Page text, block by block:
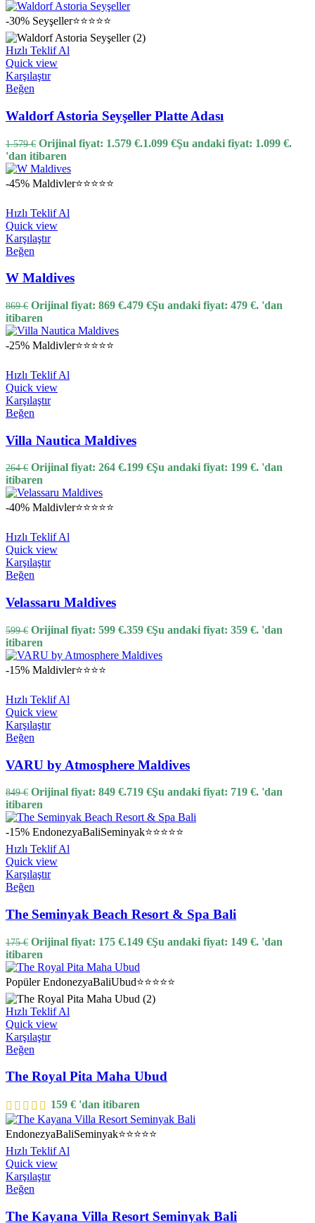
-30% Seyşeller⭐⭐⭐⭐⭐
Hızlı Teklif Al
Quick view
Karşılaştır
Beğen
Waldorf Astoria Seyşeller Platte Adası
1.579€ Orijinal fiyat: 1.579 €.1.099 €Şu andaki fiyat: 1.099 €.
'dan itibaren
-45% Maldivler⭐⭐⭐⭐⭐
Hızlı Teklif Al
Quick view
Karşılaştır
Beğen
W Maldives
869€ Orijinal fiyat: 869 €.479 €Şu andaki fiyat: 479 €. 'dan
itibaren
-25% Maldivler⭐⭐⭐⭐⭐
Hızlı Teklif Al
Quick view
Karşılaştır
Beğen
Villa Nautica Maldives
264€ Orijinal fiyat: 264 €.199 €Şu andaki fiyat: 199 €. 'dan
itibaren
-40% Maldivler⭐⭐⭐⭐⭐
Hızlı Teklif Al
Quick view
Karşılaştır
Beğen
Velassaru Maldives
599€ Orijinal fiyat: 599 €.359 €Şu andaki fiyat: 359 €. 'dan
itibaren
-15% Maldivler⭐⭐⭐⭐
Hızlı Teklif Al
Quick view
Karşılaştır
Beğen
VARU by Atmosphere Maldives
849€ Orijinal fiyat: 849 €.719 €Şu andaki fiyat: 719 €. 'dan
itibaren
-15% EndonezyaBaliSeminyak⭐⭐⭐⭐⭐
Hızlı Teklif Al
Quick view
Karşılaştır
Beğen
The Seminyak Beach Resort & Spa Bali
175€ Orijinal fiyat: 175 €.149 €Şu andaki fiyat: 149 €. 'dan
itibaren
Popüler EndonezyaBaliUbud⭐⭐⭐⭐⭐
Hızlı Teklif Al
Quick view
Karşılaştır
Beğen
The Royal Pita Maha Ubud
159 € 'dan itibaren
EndonezyaBaliSeminyak⭐⭐⭐⭐⭐
Hızlı Teklif Al
Quick view
Karşılaştır
Beğen
The Kayana Villa Resort Seminyak Bali